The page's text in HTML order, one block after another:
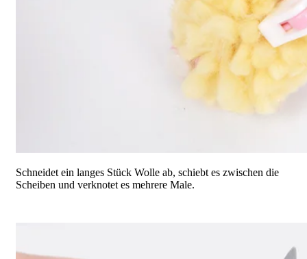
Schneidet ein langes Stück Wolle ab, schiebt es zwischen die
Scheiben und verknotet es mehrere Male.